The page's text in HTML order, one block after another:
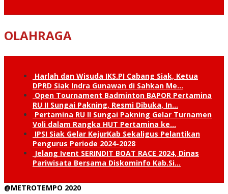
OLAHRAGA
Harlah dan Wisuda IKS.PI Cabang Siak, Ketua
DPRD Siak Indra Gunawan di Sahkan Me…
Open Tournament Badminton BAPOR Pertamina
RU II Sungai Pakning, Resmi Dibuka, In…
Pertamina RU II Sungai Pakning Gelar Turnamen
Voli dalam Rangka HUT Pertamina ke…
IPSI Siak Gelar KejurKab Sekaligus Pelantikan
Pengurus Periode 2024-2028
Jelang Ivent SERINDIT BOAT RACE 2024, Dinas
Pariwisata Bersama Diskominfo Kab.Si…
@METROTEMPO 2020